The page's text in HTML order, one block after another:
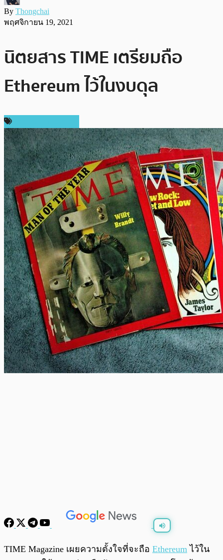
By Thongchai
พฤศจิกายน 19, 2021
นิตยสาร TIME เตรียมถือ
Ethereum ไว้ในงบดุล
0:00
TIME Magazine เผยความตั้งใจที่จะถือ Ethereum ไว้ใน